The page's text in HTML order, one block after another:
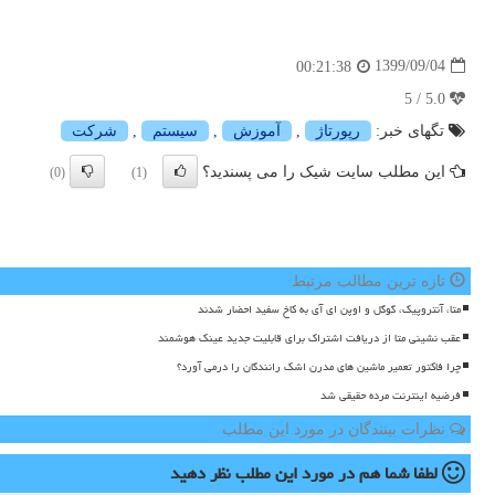
1399/09/04
00:21:38
تگهای خبر:
رپورتاژ , آموزش , سیستم , شركت
این مطلب سایت شیک را می پسندید؟ (1)
(0)
تازه ترین مطالب مرتبط
متا، آنتروپیک، گوگل و اوپن ای آی به کاخ سفید احضار شدند
عقب نشینی متا از دریافت اشتراک برای قابلیت جدید عینک هوشمند
چرا فاکتور تعمیر ماشین های مدرن اشک رانندگان را درمی آورد؟
فرضیه اینترنت مرده حقیقی شد
نظرات بینندگان در مورد این مطلب
لطفا شما همدر مورد این مطلبنظر دهید